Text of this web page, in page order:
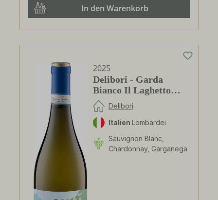
In den Warenkorb
2025
Delibori - Garda
Bianco Il Laghetto
DOCDelibori
Italien Lombardei
Sauvignon Blanc,
Chardonnay, Garganega